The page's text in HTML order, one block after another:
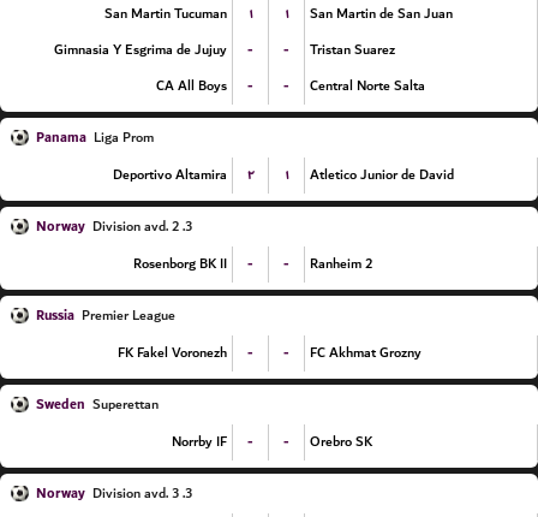
San Martin Tucuman
۱ ۱
San Martin de San Juan
Gimnasia Y Esgrima de Jujuy
- -
Tristan Suarez
CA All Boys
- - Central Norte Salta
Panama Liga Prom
Deportivo Altamira
۲ ۱ Atletico Junior de David
Norway
3. Division avd. 2
Rosenborg BK II
- - Ranheim 2
Russia Premier League
FK Fakel Voronezh
- - FC Akhmat Grozny
Sweden Superettan
Norrby IF
- - Orebro SK
Norway
3. Division avd. 3